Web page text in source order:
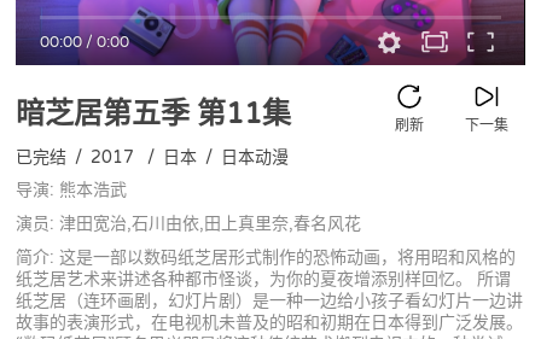
00:00/0:00
暗芝居第五季第11集 下一集
刷新
已完结 / 2017 / 日本 / 日本动漫
导演: 熊本浩武
演员: 津田宽治,石川由依,田上真里奈,春名风花
简介: 这是一部以数码纸芝居形式制作的恐怖动画，将用昭和风格的
纸芝居艺术来讲述各种都市怪谈，为你的夏夜增添别样回忆。 所谓
纸芝居（连环画剧，幻灯片剧）是一种一边给小孩子看幻灯片一边讲
故事的表演形式，在电视机未普及的昭和初期在日本得到广泛发展。